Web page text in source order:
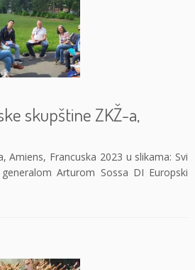
skupštine ZKŽ-a,
Amiens, Francuska 2023 u slikama: Svi
Arturom Sossa DI Europski